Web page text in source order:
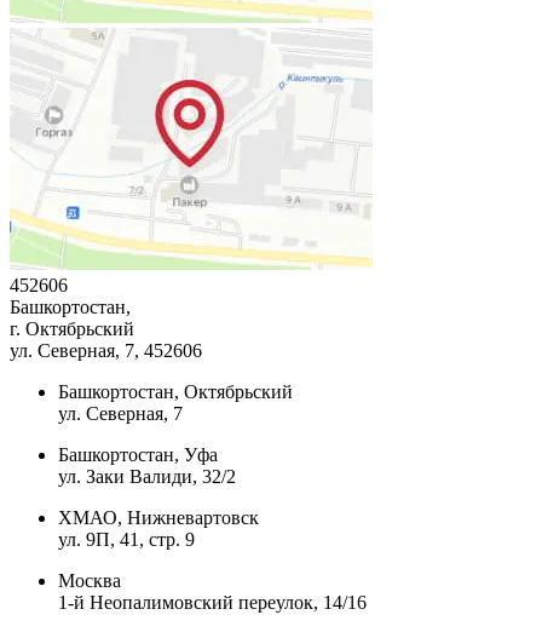
452606
Башкортостан,
г. Октябрьский
ул. Северная, 7, 452606
Башкортостан, Октябрьский
ул. Северная, 7
Башкортостан, Уфа
ул. Заки Валиди, 32/2
ХМАО, Нижневартовск
ул. 9П, 41, стр. 9
Москва
1-й Неопалимовский переулок, 14/16